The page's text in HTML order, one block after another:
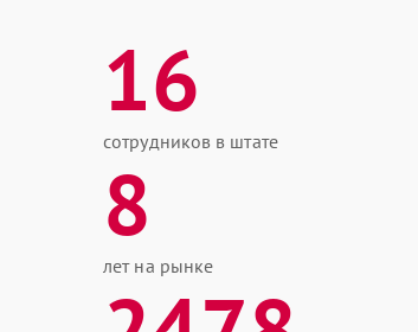
16
сотрудников в штате
8
лет на рынке